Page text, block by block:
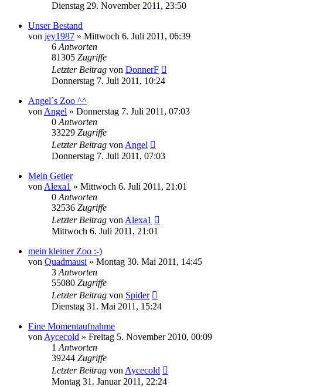
Dienstag 29. November 2011, 23:50
Unser Bestand
von jey1987 » Mittwoch 6. Juli 2011, 06:39
6 Antworten
81305 Zugriffe
Letzter Beitrag von DonnerF
Donnerstag 7. Juli 2011, 10:24
Angel´s Zoo ^^
von Angel » Donnerstag 7. Juli 2011, 07:03
0 Antworten
33229 Zugriffe
Letzter Beitrag von Angel
Donnerstag 7. Juli 2011, 07:03
Mein Getier
von Alexa1 » Mittwoch 6. Juli 2011, 21:01
0 Antworten
32536 Zugriffe
Letzter Beitrag von Alexa1
Mittwoch 6. Juli 2011, 21:01
mein kleiner Zoo :-)
von Quadmausi » Montag 30. Mai 2011, 14:45
3 Antworten
55080 Zugriffe
Letzter Beitrag von Spider
Dienstag 31. Mai 2011, 15:24
Eine Momentaufnahme
von Aycecold » Freitag 5. November 2010, 00:09
1 Antworten
39244 Zugriffe
Letzter Beitrag von Aycecold
Montag 31. Januar 2011, 22:24